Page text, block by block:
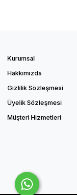
Kurumsal
Hakkımızda
Gizlilik Sözleşmesi
Üyelik Sözleşmesi
Müşteri Hizmetleri